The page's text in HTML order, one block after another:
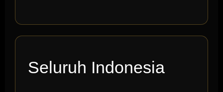
Seluruh Indonesia